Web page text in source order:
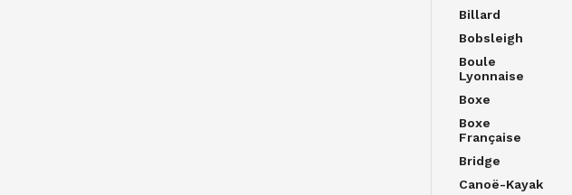
Billard
Bobsleigh
Boule
Lyonnaise
Boxe
Boxe
Française
Bridge
Canoë-Kayak